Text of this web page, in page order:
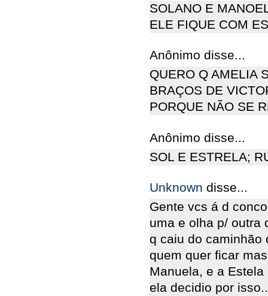
SOLANO E
ELE FIQUE COM
Anônimo disse...
QUERO Q AMELIA
BRAÇOS DE
PORQUE NÃO SE
Anônimo disse...
SOL E ESTRELA;
Unknown disse...
Gente vcs á d
uma e olha p/ outra
q caiu do caminhão
quem quer ficar
Manuela, e a
ela decidio por